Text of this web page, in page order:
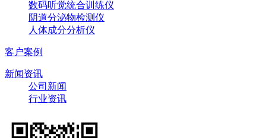
数码听觉统合训练仪
阴道分泌物检测仪
人体成分分析仪
客户案例
新闻资讯
公司新闻
行业资讯